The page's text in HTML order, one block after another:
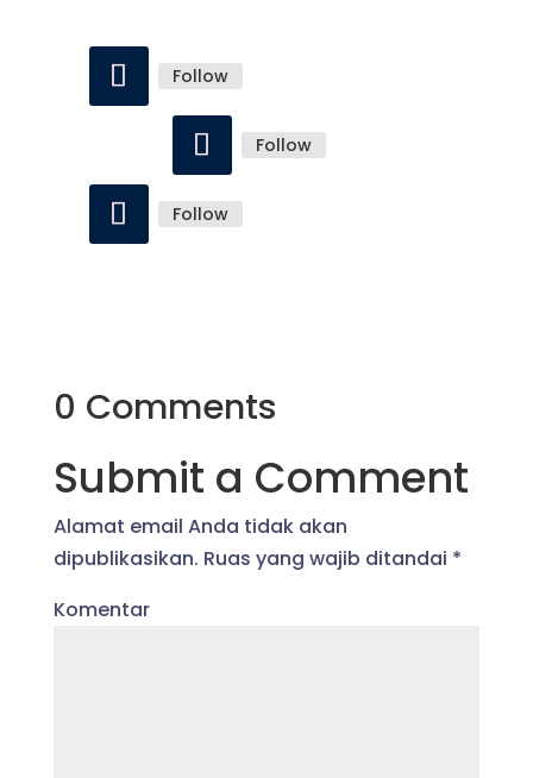
Follow
Follow
Follow
0 Comments
Submit a Comment
Alamat email Anda tidak akan
dipublikasikan. Ruas yang wajib ditandai *
Komentar